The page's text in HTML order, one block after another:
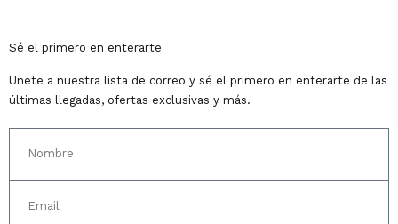
Sé el primero en enterarte
Unete a nuestra lista de correo y sé el primero en enterarte de las
últimas llegadas, ofertas exclusivas y más.